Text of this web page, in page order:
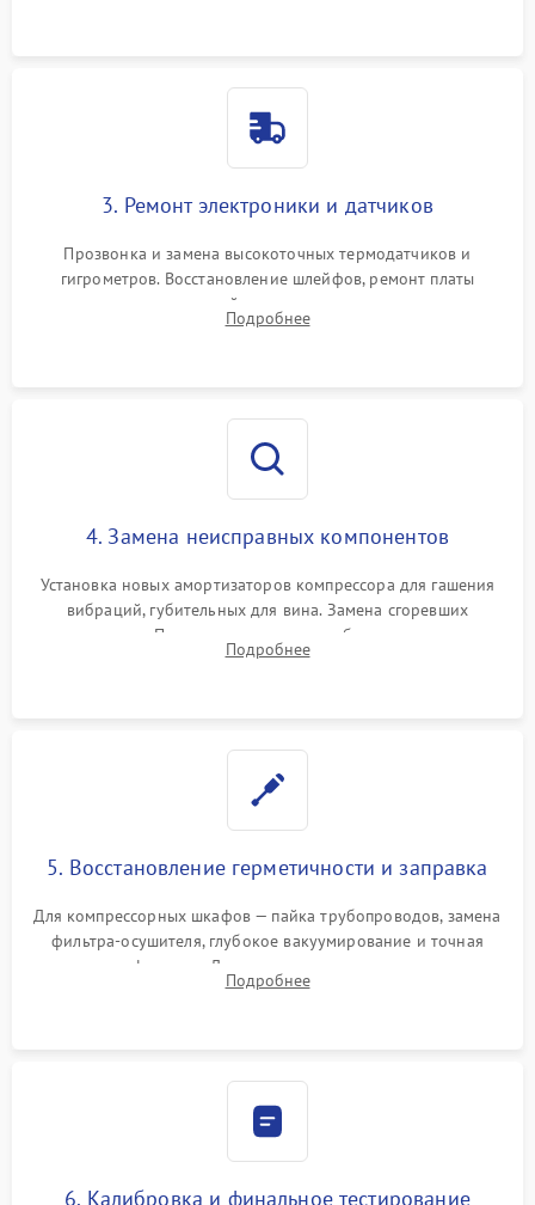
3. Ремонт электроники и датчиков
Прозвонка и замена высокоточных термодатчиков и
гигрометров. Восстановление шлейфов, ремонт платы
управления, отвечающей за поддержание микроклимата.
Проверка систем защиты от УФ-излучения и подсветки.
Подробнее
4. Замена неисправных компонентов
Установка новых амортизаторов компрессора для гашения
вибраций, губительных для вина. Замена сгоревших
элементов Пельтье, вентиляторов обдува, угольных
фильтров или поврежденных уплотнителей дверцы.
Подробнее
5. Восстановление герметичности и заправка
Для компрессорных шкафов — пайка трубопроводов, замена
фильтра-осушителя, глубокое вакуумирование и точная
заправка фреоном. Для термоэлектрических — замена
термопасты и герметизация охлаждающего блока.
Подробнее
6. Калибровка и финальное тестирование